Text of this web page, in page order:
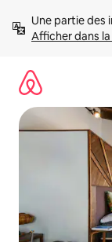
directement
Afficher dans